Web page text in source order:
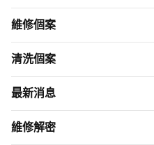
維修個案
清洗個案
最新消息
維修解密